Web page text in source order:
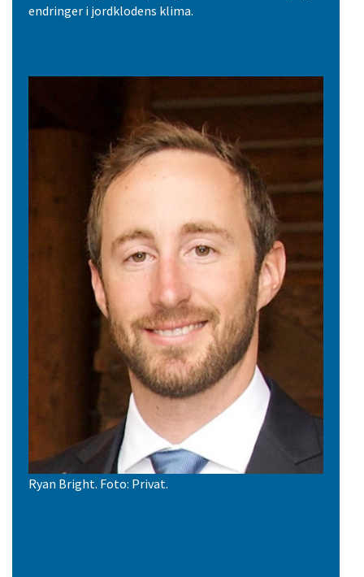
endringer i jordklodens klima.
Ryan Bright. Foto: Privat.